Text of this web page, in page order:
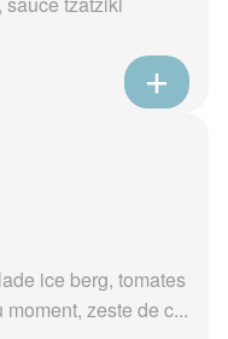
ice berg, tomates
zeste de c...